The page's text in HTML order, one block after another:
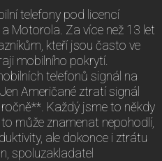
telefony pod licencí
Motorola. Za více než 13 let
kteří jsou často ve
mobilního pokrytí.
telefonů signál na
Američané ztratí signál
Každý jsme to někdy
může znamenat nepohodlí,
ale dokonce i ztrátu
spoluzakladatel